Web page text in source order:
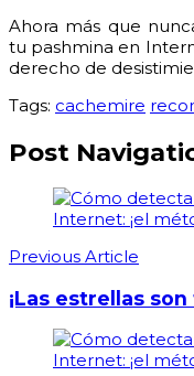
Ahora más que
tu pashmina en
derecho de
Tags: cachemire
Post
Previous Article
¡Las estrellas